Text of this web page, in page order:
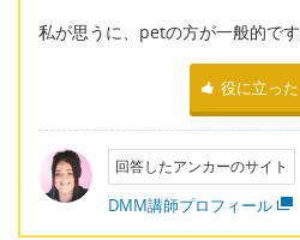
私が思うに、petの方が一般的です
役に立った
回答したアンカーのサイト
DMM講師プロフィール